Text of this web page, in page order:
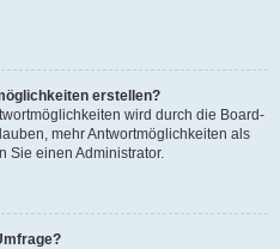
erstellen?
wird durch die Board-
mehr Antwortmöglichkeiten als
Sie einen Administrator.